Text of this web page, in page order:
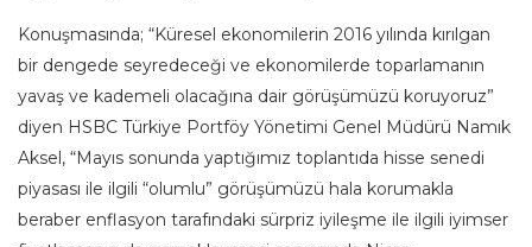
Konuşmasında; “Küresel ekonomilerin 2016 yılında kırılgan
bir dengede seyredeceği ve ekonomilerde toparlamanın
yavaş ve kademeli olacağına dair görüşümüzü koruyoruz”
diyen HSBC Türkiye Portföy Yönetimi Genel Müdürü Namık
Aksel, “Mayıs sonunda yaptığımız toplantıda hisse senedi
piyasası ile ilgili “olumlu” görüşümüzü hala korumakla
beraber enflasyon tarafındaki sürpriz iyileşme ile ilgili iyimser